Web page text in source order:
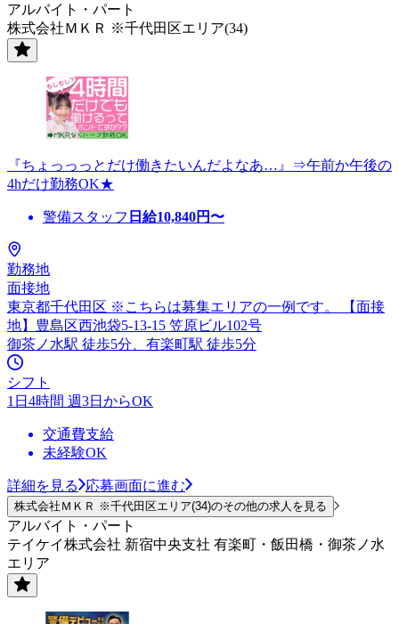
アルバイト・パート
株式会社ＭＫＲ ※千代田区エリア(34)
『ちょっっっとだけ働きたいんだよなあ…』⇒午前か午後の
4hだけ勤務OK★
警備スタッフ 日給10,840円〜
勤務地
面接地
東京都千代田区 ※こちらは募集エリアの一例です。 【面接
地】豊島区西池袋5-13-15 笠原ビル102号
御茶ノ水駅 徒歩5分、有楽町駅 徒歩5分
シフト
1日4時間 週3日からOK
交通費支給
未経験OK
詳細を見る 応募画面に進む
株式会社ＭＫＲ ※千代田区エリア(34)のその他の求人を見る
アルバイト・パート
テイケイ株式会社 新宿中央支社 有楽町・飯田橋・御茶ノ水
エリア